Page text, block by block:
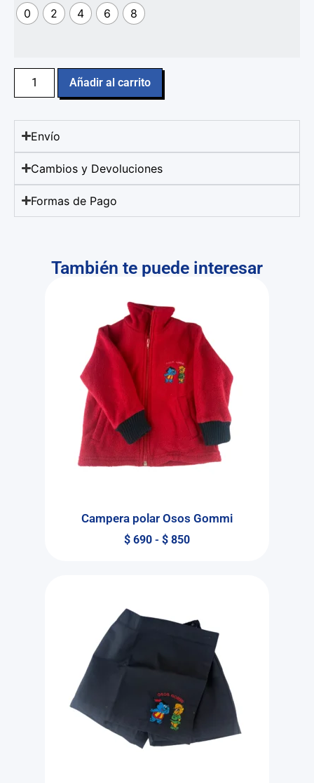
0 2 4 6 8
Añadir al carrito
Envío
Cambios y Devoluciones
Formas de Pago
También te puede interesar
Campera polar Osos Gommi
$ 690 - $ 850